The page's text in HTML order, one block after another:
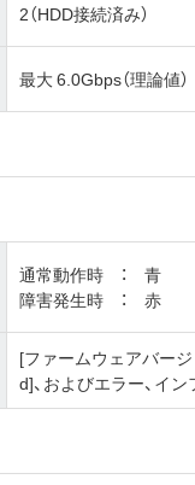
2（HDD接続済み）
最大 6.0Gbps（理論値）
通常動作時 ： 青
障害発生時 ： 赤
[ファームウェアバージ
d]、およびエラー、イ